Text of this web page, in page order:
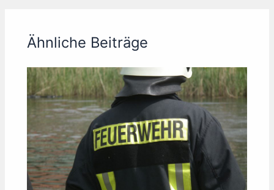
Ähnliche Beiträge